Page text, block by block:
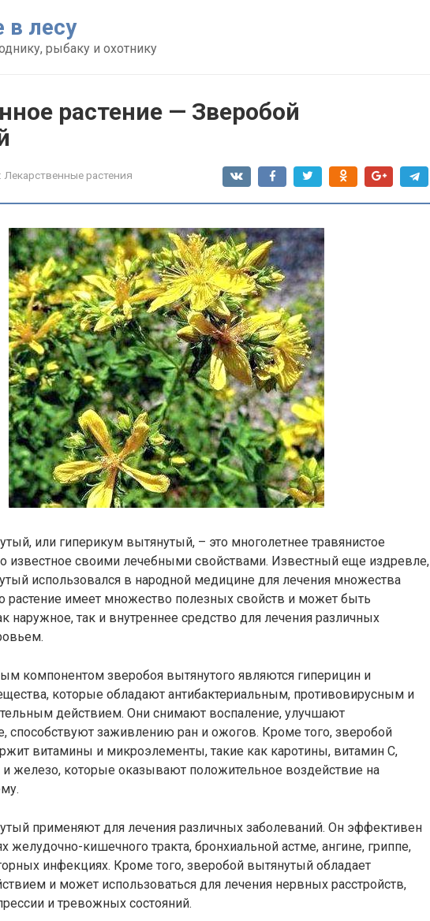
лесу
рыбаку и охотнику
растение — Зверобой
Лекарственные растения
или гиперикум вытянутый, – это многолетнее травянистое
известное своими лечебными свойствами. Известный еще издревле,
использовался в народной медицине для лечения множества
растение имеет множество полезных свойств и может быть
наружное, так и внутреннее средство для лечения различных
компонентом зверобоя вытянутого являются гиперицин и
которые обладают антибактериальным, противовирусным и
действием. Они снимают воспаление, улучшают
способствуют заживлению ран и ожогов. Кроме того, зверобой
витамины и микроэлементы, такие как каротины, витамин С,
и железо, которые оказывают положительное воздействие на
применяют для лечения различных заболеваний. Он эффективен
желудочно-кишечного тракта, бронхиальной астме, ангине, гриппе,
инфекциях. Кроме того, зверобой вытянутый обладает
и может использоваться для лечения нервных расстройств,
и тревожных состояний.